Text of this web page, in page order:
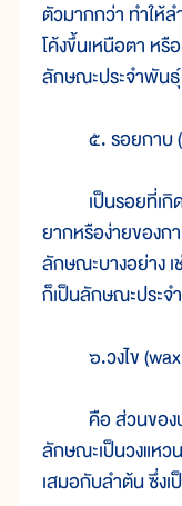
ตัวมากกว่า ทำให้
โค้งขึ้นเหนือตา หรื
ลักษณะประจำพัน
๕. รอยกาบ
เป็นรอยที่เกิด
ยากหรือง่ายของ
ลักษณะบางอย่าง เ
ก็เป็นลักษณะประจ
๖.วงไข (wax
คือ ส่วนของปล้
ลักษณะเป็นวงแห
เสมอกับลำต้น ซึ่ง